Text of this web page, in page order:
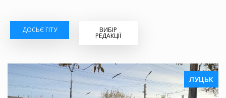
ДОСЬЄ ГІТУ ВИБІР
РЕДАКЦІЇ
ЛУЦЬК